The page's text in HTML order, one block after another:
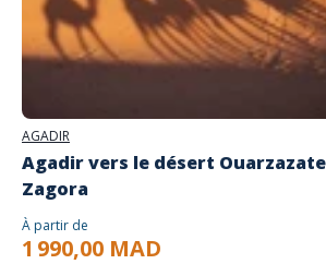
AGADIR
Agadir vers le désert
Zagora
À partir de
1 990,00 MAD